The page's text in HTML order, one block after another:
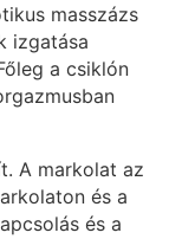
masszázs
izgatása
a csiklón
A markolat az
és a
és a